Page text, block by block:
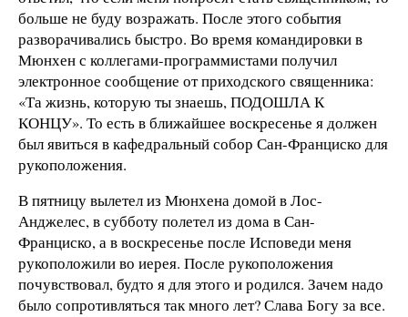
больше не буду возражать. После этого события
разворачивались быстро. Во время командировки в
Мюнхен с коллегами-программистами получил
электронное сообщение от приходского священника:
«Та жизнь, которую ты знаешь, ПОДОШЛА К
КОНЦУ». То есть в ближайшее воскресенье я должен
был явиться в кафедральный собор Сан-Франциско для
рукоположения.
В пятницу вылетел из Мюнхена домой в Лос-
Анджелес, в субботу полетел из дома в Сан-
Франциско, а в воскресенье после Исповеди меня
рукоположили во иерея. После рукоположения
почувствовал, будто я для этого и родился. Зачем надо
было сопротивляться так много лет? Слава Богу за все.